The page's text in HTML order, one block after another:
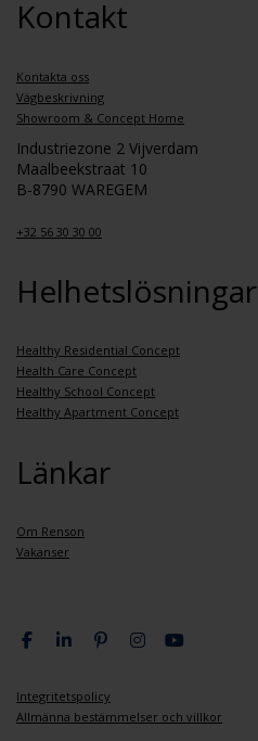
Kontakt
Kontakta oss
Vägbeskrivning
Showroom & Concept Home
Industriezone 2 Vijverdam
Maalbeekstraat 10
B-8790 WAREGEM
+32 56 30 30 00
Helhetslösningar
Healthy Residential Concept
Health Care Concept
Healthy School Concept
Healthy Apartment Concept
Länkar
Om Renson
Vakanser
Integritetspolicy
Allmänna bestämmelser och villkor